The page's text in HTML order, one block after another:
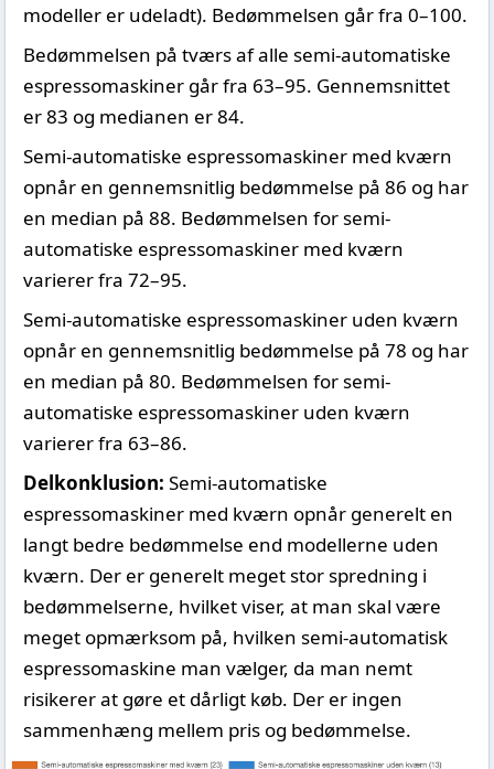
modeller er udeladt). Bedømmelsen går fra 0–100.
Bedømmelsen på tværs af alle semi-automatiske
espressomaskiner går fra 63–95. Gennemsnittet
er 83 og medianen er 84.
Semi-automatiske espressomaskiner med kværn
opnår en gennemsnitlig bedømmelse på 86 og har
en median på 88. Bedømmelsen for semi-
automatiske espressomaskiner med kværn
varierer fra 72–95.
Semi-automatiske espressomaskiner uden kværn
opnår en gennemsnitlig bedømmelse på 78 og har
en median på 80. Bedømmelsen for semi-
automatiske espressomaskiner uden kværn
varierer fra 63–86.
Delkonklusion: Semi-automatiske
espressomaskiner med kværn opnår generelt en
langt bedre bedømmelse end modellerne uden
kværn. Der er generelt meget stor spredning i
bedømmelserne, hvilket viser, at man skal være
meget opmærksom på, hvilken semi-automatisk
espressomaskine man vælger, da man nemt
risikerer at gøre et dårligt køb. Der er ingen
sammenhæng mellem pris og bedømmelse.